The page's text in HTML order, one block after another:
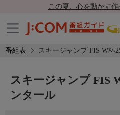
この夏、心を動かす
番組表 スキージャンプ FIS W杯
スキージャンプ FIS
ンタール